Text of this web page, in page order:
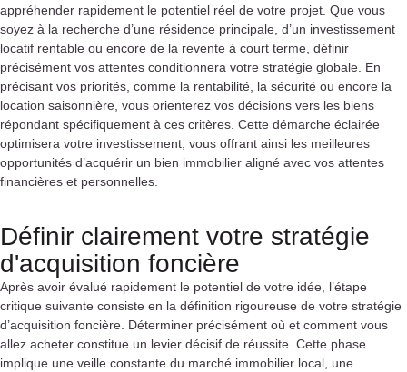
appréhender rapidement le potentiel réel de votre projet. Que vous
soyez à la recherche d’une résidence principale, d’un investissement
locatif rentable ou encore de la revente à court terme, définir
précisément vos attentes conditionnera votre stratégie globale. En
précisant vos priorités, comme la rentabilité, la sécurité ou encore la
location saisonnière, vous orienterez vos décisions vers les biens
répondant spécifiquement à ces critères. Cette démarche éclairée
optimisera votre investissement, vous offrant ainsi les meilleures
opportunités d’acquérir un bien immobilier aligné avec vos attentes
financières et personnelles.
Définir clairement votre stratégie
d'acquisition foncière
Après avoir évalué rapidement le potentiel de votre idée, l’étape
critique suivante consiste en la définition rigoureuse de votre stratégie
d’acquisition foncière. Déterminer précisément où et comment vous
allez acheter constitue un levier décisif de réussite. Cette phase
implique une veille constante du marché immobilier local, une